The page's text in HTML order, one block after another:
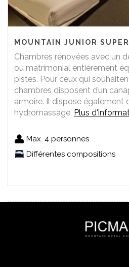
MOUNTAIN JUNIOR
Chambres rénovées avec un
ou matrimonial entièrement
pistes. Pour ceux qui
chambres disposent d’un
armoire. Il dispose également
hydromassage. Plus
Max. 4 personnes
Différentes compositions